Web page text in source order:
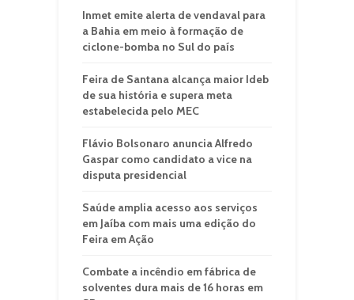
Inmet emite alerta de vendaval para
a Bahia em meio à formação de
ciclone-bomba no Sul do país
Feira de Santana alcança maior Ideb
de sua história e supera meta
estabelecida pelo MEC
Flávio Bolsonaro anuncia Alfredo
Gaspar como candidato a vice na
disputa presidencial
Saúde amplia acesso aos serviços
em Jaíba com mais uma edição do
Feira em Ação
Combate a incêndio em fábrica de
solventes dura mais de 16 horas em